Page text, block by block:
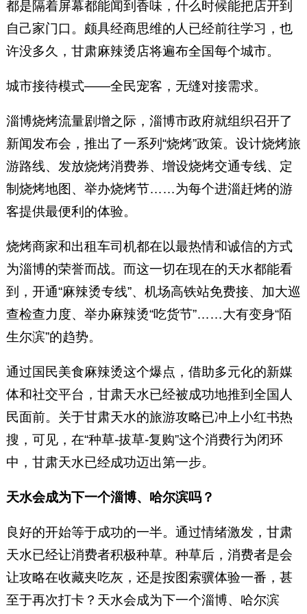
都是隔着屏幕都能闻到香味，什么时候能把店开到
自己家门口。颇具经商思维的人已经前往学习，也
许没多久，甘肃麻辣烫店将遍布全国每个城市。
城市接待模式——全民宠客，无缝对接需求。
淄博烧烤流量剧增之际，淄博市政府就组织召开了
新闻发布会，推出了一系列“烧烤”政策。设计烧烤旅
游路线、发放烧烤消费券、增设烧烤交通专线、定
制烧烤地图、举办烧烤节……为每个进淄赶烤的游
客提供最便利的体验。
烧烤商家和出租车司机都在以最热情和诚信的方式
为淄博的荣誉而战。而这一切在现在的天水都能看
到，开通“麻辣烫专线”、机场高铁站免费接、加大巡
查检查力度、举办麻辣烫“吃货节”……大有变身“陌
生尔滨”的趋势。
通过国民美食麻辣烫这个爆点，借助多元化的新媒
体和社交平台，甘肃天水已经被成功地推到全国人
民面前。关于甘肃天水的旅游攻略已冲上小红书热
搜，可见，在“种草-拔草-复购”这个消费行为闭环
中，甘肃天水已经成功迈出第一步。
天水会成为下一个淄博、哈尔滨吗？
良好的开始等于成功的一半。通过情绪激发，甘肃
天水已经让消费者积极种草。种草后，消费者是会
让攻略在收藏夹吃灰，还是按图索骥体验一番，甚
至于再次打卡？天水会成为下一个淄博、哈尔滨